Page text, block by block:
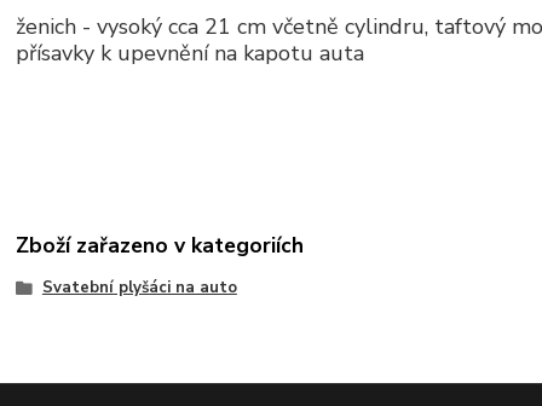
ženich - vysoký cca 21 cm včetně cylindru, taftový
přísavky k upevnění na kapotu auta
Zboží zařazeno v kategoriích
Svatební plyšáci na auto